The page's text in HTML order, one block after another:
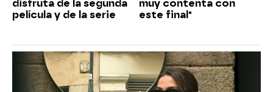
disfruta de la segunda
película y de la serie
muy contenta con
este final"